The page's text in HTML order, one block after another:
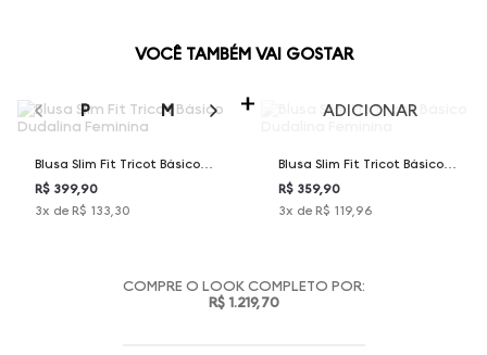
VOCÊ TAMBÉM VAI GOSTAR
P M G GG
Blusa Slim Fit Tricot Básico
Dudalina Feminina
R$ 399,90
3x de R$ 133,30
ADICIONAR
Blusa Slim Fit Tricot Básico
Dudalina Feminina
R$ 359,90
3x de R$ 119,96
COMPRE O LOOK COMPLETO POR:
R$ 1.219,70